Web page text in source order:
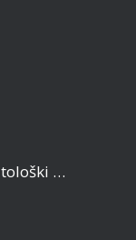
Kako se pripremiti za dermatološki pregled?